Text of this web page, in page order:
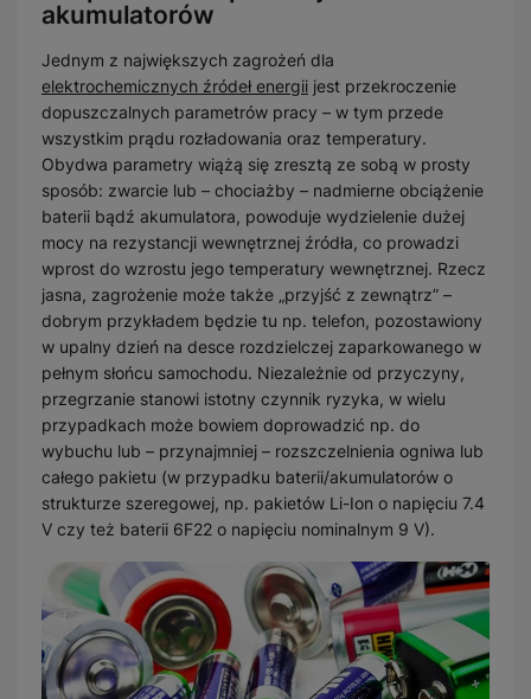
akumulatorów
Jednym z największych zagrożeń dla
elektrochemicznych źródeł energii jest przekroczenie
dopuszczalnych parametrów pracy – w tym przede
wszystkim prądu rozładowania oraz temperatury.
Obydwa parametry wiążą się zresztą ze sobą w prosty
sposób: zwarcie lub – chociażby – nadmierne obciążenie
baterii bądź akumulatora, powoduje wydzielenie dużej
mocy na rezystancji wewnętrznej źródła, co prowadzi
wprost do wzrostu jego temperatury wewnętrznej. Rzecz
jasna, zagrożenie może także „przyjść z zewnątrz” –
dobrym przykładem będzie tu np. telefon, pozostawiony
w upalny dzień na desce rozdzielczej zaparkowanego w
pełnym słońcu samochodu. Niezależnie od przyczyny,
przegrzanie stanowi istotny czynnik ryzyka, w wielu
przypadkach może bowiem doprowadzić np. do
wybuchu lub – przynajmniej – rozszczelnienia ogniwa lub
całego pakietu (w przypadku baterii/akumulatorów o
strukturze szeregowej, np. pakietów Li-Ion o napięciu 7.4
V czy też baterii 6F22 o napięciu nominalnym 9 V).